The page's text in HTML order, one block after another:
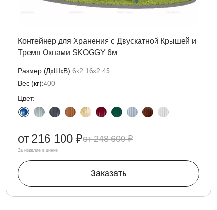
Контейнер для Хранения с Двускатной Крышей и
Тремя Окнами SKOGGY 6м
Размер (ДxШxВ):6х2.16х2.45
Вес (кг):400
Цвет:
248 600 ₽
от 216 100 ₽
За изделие в цинке
Заказать